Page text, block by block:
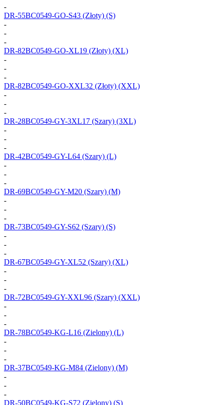
-
DR-55BC0549-GO-S43 (Złoty) (S)
-
-
-
DR-82BC0549-GO-XL19 (Złoty) (XL)
-
-
-
DR-82BC0549-GO-XXL32 (Złoty) (XXL)
-
-
-
DR-28BC0549-GY-3XL17 (Szary) (3XL)
-
-
-
DR-42BC0549-GY-L64 (Szary) (L)
-
-
-
DR-69BC0549-GY-M20 (Szary) (M)
-
-
-
DR-73BC0549-GY-S62 (Szary) (S)
-
-
-
DR-67BC0549-GY-XL52 (Szary) (XL)
-
-
-
DR-72BC0549-GY-XXL96 (Szary) (XXL)
-
-
-
DR-78BC0549-KG-L16 (Zielony) (L)
-
-
-
DR-37BC0549-KG-M84 (Zielony) (M)
-
-
-
DR-50BC0549-KG-S72 (Zielony) (S)